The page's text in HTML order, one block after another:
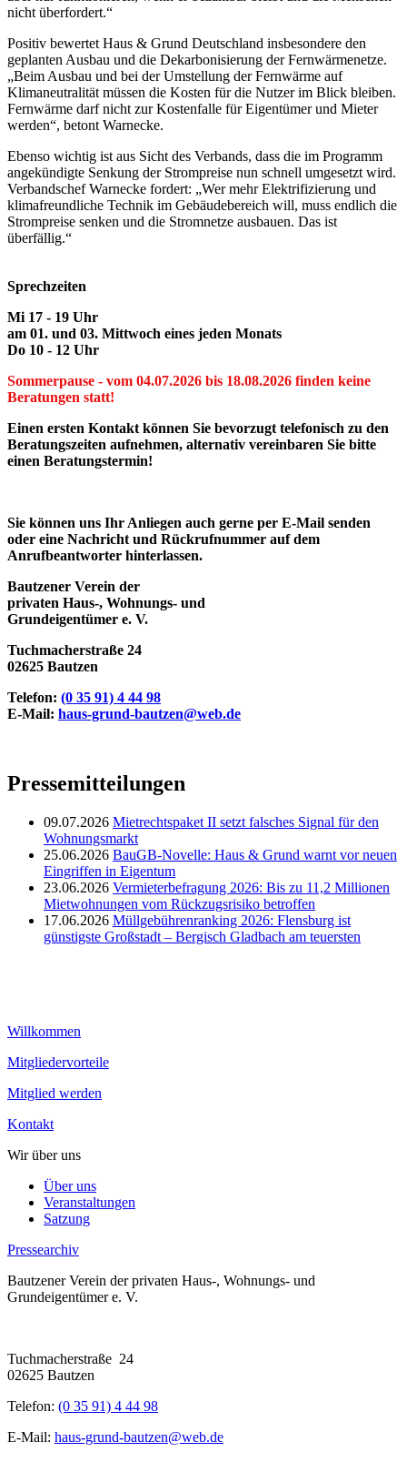
nicht überfordert.“
Positiv bewertet Haus & Grund Deutschland insbesondere den
geplanten Ausbau und die Dekarbonisierung der Fernwärmenetze.
„Beim Ausbau und bei der Umstellung der Fernwärme auf
Klimaneutralität müssen die Kosten für die Nutzer im Blick bleiben.
Fernwärme darf nicht zur Kostenfalle für Eigentümer und Mieter
werden“, betont Warnecke.
Ebenso wichtig ist aus Sicht des Verbands, dass die im Programm
angekündigte Senkung der Strompreise nun schnell umgesetzt wird.
Verbandschef Warnecke fordert: „Wer mehr Elektrifizierung und
klimafreundliche Technik im Gebäudebereich will, muss endlich die
Strompreise senken und die Stromnetze ausbauen. Das ist
überfällig.“
Sprechzeiten
Mi 17 - 19 Uhr
am 01. und 03. Mittwoch eines jeden Monats
Do 10 - 12 Uhr
Sommerpause - vom 04.07.2026 bis 18.08.2026 finden keine
Beratungen statt!
Einen ersten Kontakt können Sie bevorzugt telefonisch zu den
Beratungszeiten aufnehmen, alternativ vereinbaren Sie bitte
einen Beratungstermin!
Sie können uns Ihr Anliegen auch gerne per E-Mail senden
oder eine Nachricht und Rückrufnummer auf dem
Anrufbeantworter hinterlassen.
Bautzener Verein der
privaten Haus-, Wohnungs- und
Grundeigentümer e. V.
Tuchmacherstraße 24
02625 Bautzen
Telefon: (0 35 91) 4 44 98
E-Mail: haus-grund-bautzen@web.de
Pressemitteilungen
09.07.2026 Mietrechtspaket II setzt falsches Signal für den
Wohnungsmarkt
25.06.2026 BauGB-Novelle: Haus & Grund warnt vor neuen
Eingriffen in Eigentum
23.06.2026 Vermieterbefragung 2026: Bis zu 11,2 Millionen
Mietwohnungen vom Rückzugsrisiko betroffen
17.06.2026 Müllgebührenranking 2026: Flensburg ist
günstigste Großstadt – Bergisch Gladbach am teuersten
Willkommen
Mitgliedervorteile
Mitglied werden
Kontakt
Wir über uns
Über uns
Veranstaltungen
Satzung
Pressearchiv
Bautzener Verein der privaten Haus-, Wohnungs- und
Grundeigentümer e. V.
Tuchmacherstraße 24
02625 Bautzen
Telefon: (0 35 91) 4 44 98
E-Mail: haus-grund-bautzen@web.de